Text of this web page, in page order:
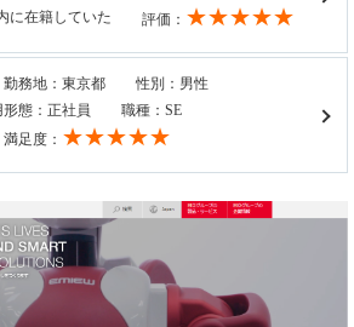
に在籍していた
評価： ★★★★★
勤務地：東京都
性別：男性
形態：正社員
職種：SE
満足度： ★★★★★